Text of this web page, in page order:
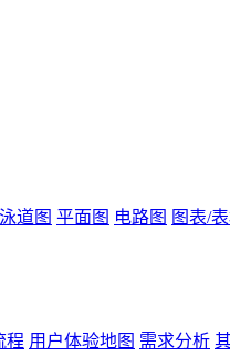
泳道图 平面图 电路图 图表/
程 用户体验地图 需求分析